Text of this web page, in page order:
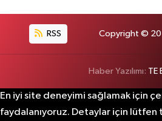
RSS Copyright ©
Haber Yazılımı: TE
En iyi site deneyimi sağlamak için
faydalanıyoruz. Detaylar için lütfen